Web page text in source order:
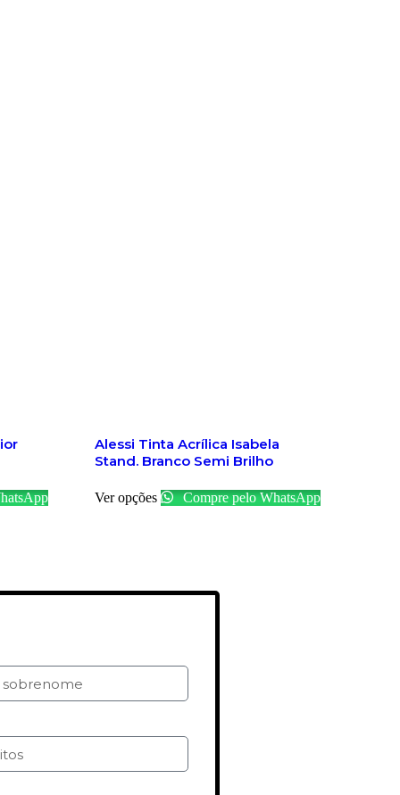
Alessi Tinta Acrílica Isabela
Stand. Branco Semi Brilho
Ver opções Compre pelo WhatsApp